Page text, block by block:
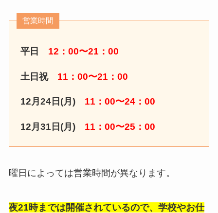
営業時間
平日 12：00〜21：00
土日祝 11：00〜21：00
12月24日(月) 11：00〜24：00
12月31日(月) 11：00〜25：00
曜日によっては営業時間が異なります。
夜21時までは開催されているので、学校やお仕